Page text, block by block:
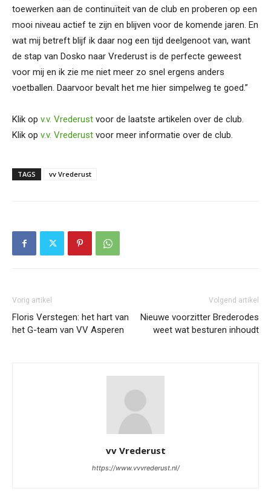
toewerken aan de continuïteit van de club en proberen op een
mooi niveau actief te zijn en blijven voor de komende jaren. En
wat mij betreft blijf ik daar nog een tijd deelgenoot van, want
de stap van Dosko naar Vrederust is de perfecte geweest
voor mij en ik zie me niet meer zo snel ergens anders
voetballen. Daarvoor bevalt het me hier simpelweg te goed.”
Klik op v.v. Vrederust voor de laatste artikelen over de club.
Klik op v.v. Vrederust voor meer informatie over de club.
TAGS vv Vrederust
Vorig artikel
Floris Verstegen: het hart van
het G-team van VV Asperen
Volgend artikel
Nieuwe voorzitter Brederodes
weet wat besturen inhoudt
vv Vrederust
https://www.vvvrederust.nl/